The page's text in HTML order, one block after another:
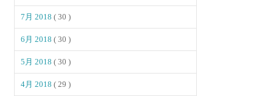
7月 2018( 30 )
6月 2018( 30 )
5月 2018( 30 )
4月 2018( 29 )